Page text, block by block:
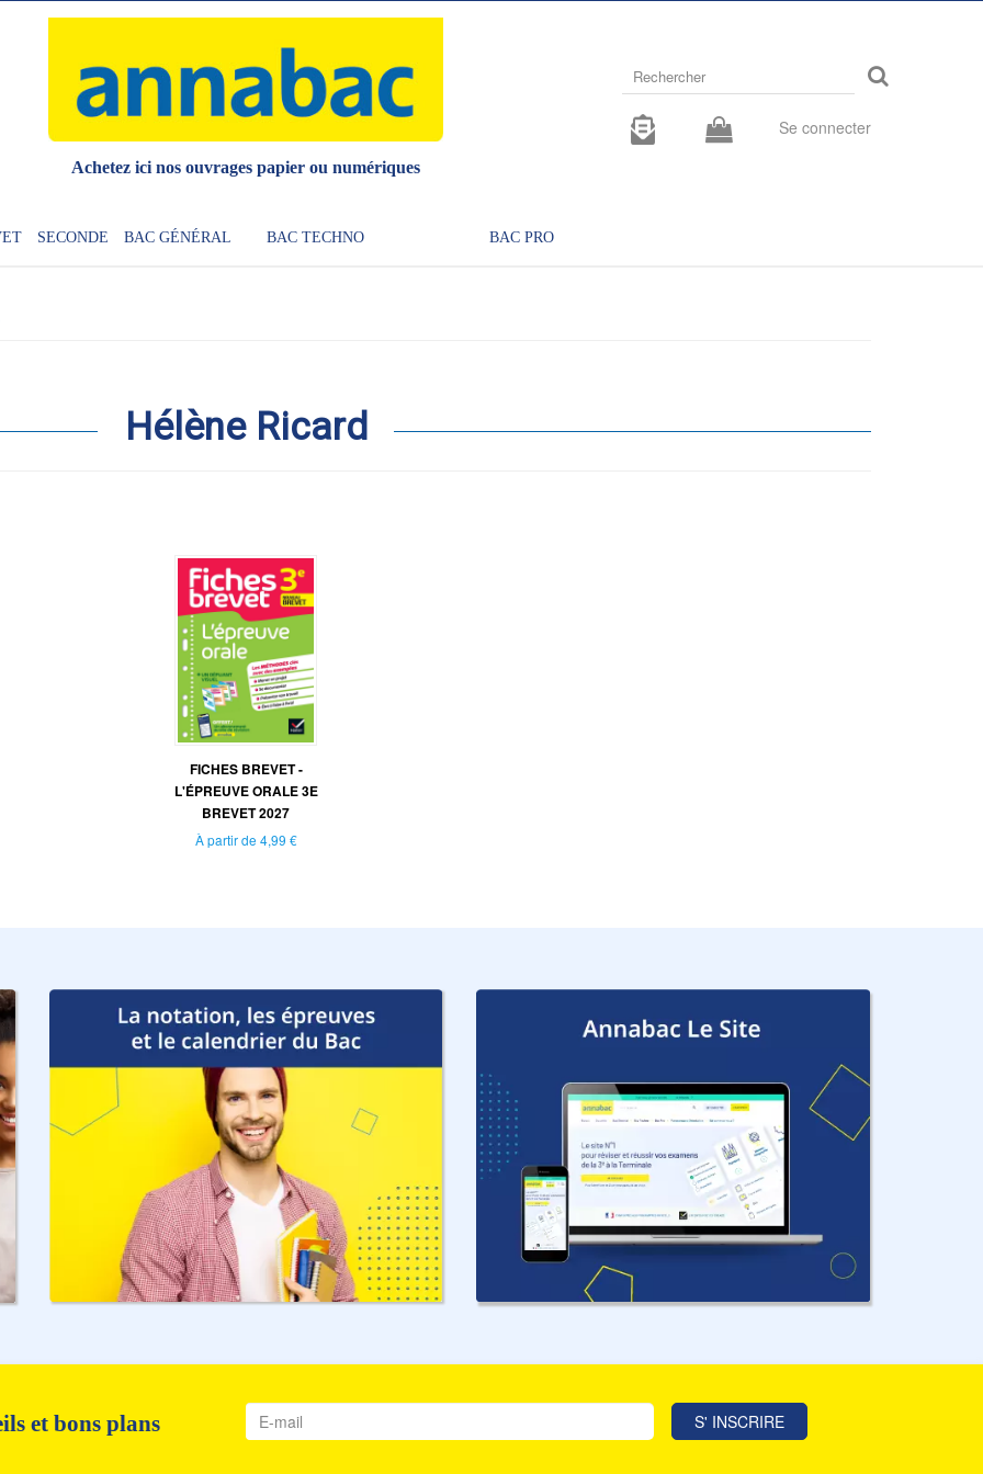
Achetez ici nos ouvrages papier ou numériques
le
site
Se connecter
SECONDE BAC GÉNÉRAL BAC TECHNO BAC PRO
Hélène Ricard
FICHES BREVET -
L'ÉPREUVE ORALE 3E
BREVET 2027
À partir de 4,99 €
et bons plans